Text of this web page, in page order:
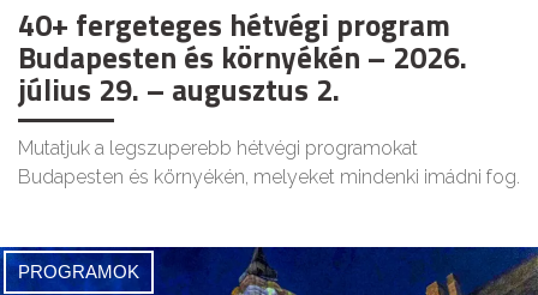
40+ fergeteges hétvégi program
Budapesten és környékén – 2026.
július 29. – augusztus 2.
Mutatjuk a legszuperebb hétvégi programokat
Budapesten és környékén, melyeket mindenki imádni fog.
PROGRAMOK